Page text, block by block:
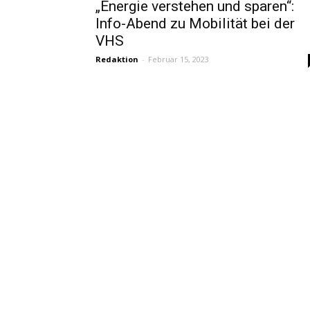
„Energie verstehen und sparen“:
Info-Abend zu Mobilität bei der
VHS
Redaktion - Februar 15, 2023